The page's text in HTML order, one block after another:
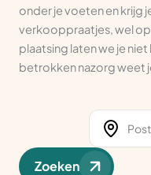
onder je voeten en krijg
verkooppraatjes, wel
plaatsing laten we je
betrokken nazorg weet
Zoeken